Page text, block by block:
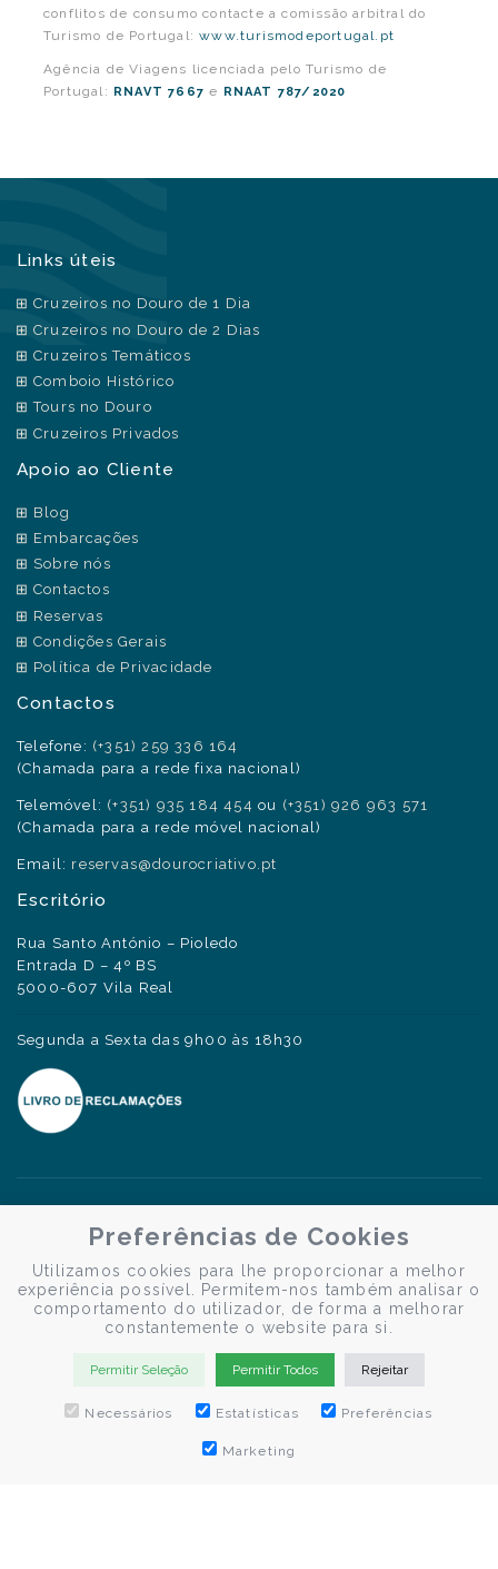
conflitos de consumo contacte a comissão arbitral do
Turismo de Portugal:www.turismodeportugal.pt
Agência de Viagens licenciada pelo Turismo de
Portugal: RNAVT 7667 e RNAAT 787/2020
Links úteis
Cruzeiros no Douro de 1 Dia
Cruzeiros no Douro de 2 Dias
Cruzeiros Temáticos
Comboio Histórico
Tours no Douro
Cruzeiros Privados
Apoio ao Cliente
Blog
Embarcações
Sobre nós
Contactos
Reservas
Condições Gerais
Política de Privacidade
Contactos
Telefone: (+351) 259 336 164
(Chamada para a rede fixa nacional)
Telemóvel: (+351) 935 184 454 ou (+351) 926 963 571
(Chamada para a rede móvel nacional)
Email: reservas@dourocriativo.pt
Escritório
Rua Santo António – Pioledo
Entrada D – 4º BS
5000-607 Vila Real
Segunda a Sexta das 9h00 às 18h30
Preferências de Cookies
Utilizamos cookies para lhe proporcionar a melhor
experiência possível. Permitem-nos também analisar o
comportamento do utilizador, de forma a melhorar
constantemente o website para si.
Permitir Seleção Permitir Todos Rejeitar
Necessários Estatísticas Preferências
Marketing